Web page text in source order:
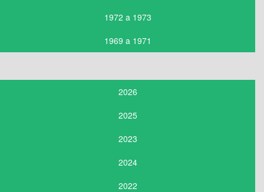
1972 a 1973
1969 a 1971
2026
2025
2023
2024
2022